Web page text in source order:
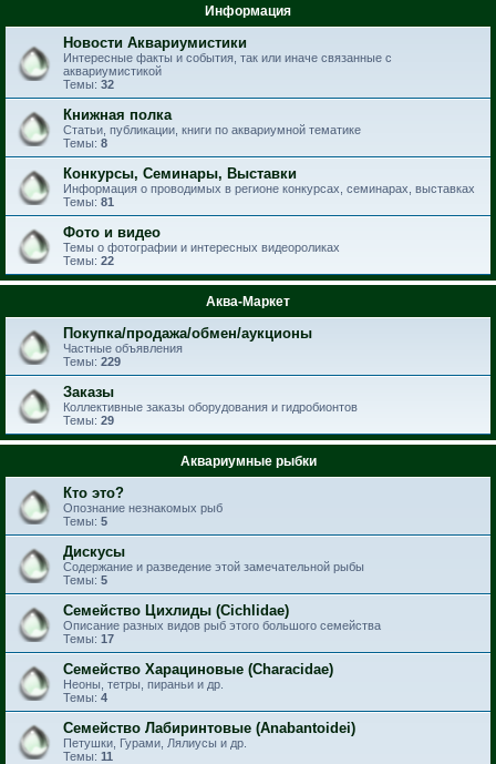
Информация
Новости Аквариумистики
Интересные факты и события, так или иначе связанные с
аквариумистикой
Темы: 32
Книжная полка
Статьи, публикации, книги по аквариумной тематике
Темы: 8
Конкурсы, Семинары, Выставки
Информация о проводимых в регионе конкурсах, семинарах, выставках
Темы: 81
Фото и видео
Темы о фотографии и интересных видеороликах
Темы: 22
Аква-Маркет
Покупка/продажа/обмен/аукционы
Частные объявления
Темы: 229
Заказы
Коллективные заказы оборудования и гидробионтов
Темы: 29
Аквариумные рыбки
Кто это?
Опознание незнакомых рыб
Темы: 5
Дискусы
Содержание и разведение этой замечательной рыбы
Темы: 5
Семейство Цихлиды (Cichlidae)
Описание разных видов рыб этого большого семейства
Темы: 17
Семейство Харациновые (Characidae)
Неоны, тетры, пираньи и др.
Темы: 4
Семейство Лабиринтовые (Anabantoidei)
Петушки, Гурами, Лялиусы и др.
Темы: 11